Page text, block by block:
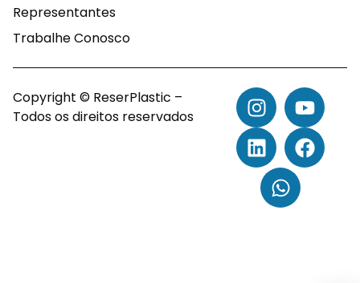
Representantes
Trabalhe Conosco
Copyright © ReserPlastic –
Todos os direitos reservados